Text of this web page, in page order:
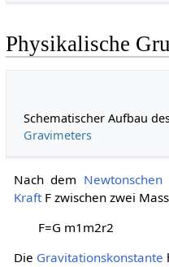
Physikalische
Schematischer Aufbau
Gravimeters
Nach dem Newtonschen
Kraft Fzwischen zwei
F=G m1 m2r2
Die Gravitationskonstante